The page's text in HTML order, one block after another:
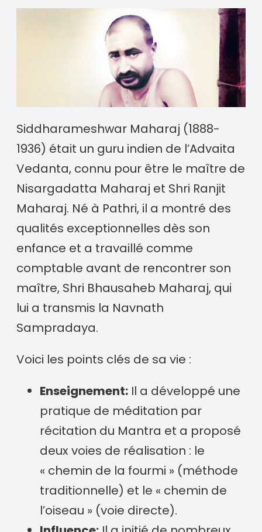
Siddharameshwar Maharaj (1888-
1936) était un guru indien de l’Advaita
Vedanta, connu pour être le maître de
Nisargadatta Maharaj et Shri Ranjit
Maharaj. Né à Pathri, il a montré des
qualités exceptionnelles dès son
enfance et a travaillé comme
comptable avant de rencontrer son
maître, Shri Bhausaheb Maharaj, qui
lui a transmis la Navnath
Sampradaya.
Voici les points clés de sa vie :
Enseignement: Il a développé une
pratique de méditation par
récitation du Mantra et a proposé
deux voies de réalisation : le
« chemin de la fourmi » (méthode
traditionnelle) et le « chemin de
l’oiseau » (voie directe).